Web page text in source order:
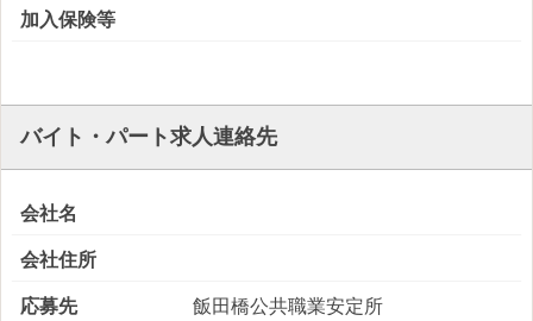
加入保険等
バイト・パート求人連絡先
会社名
会社住所
応募先 飯田橋公共職業安定所